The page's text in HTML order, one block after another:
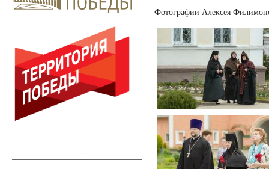
Фотографии Алексея
____________________________________________